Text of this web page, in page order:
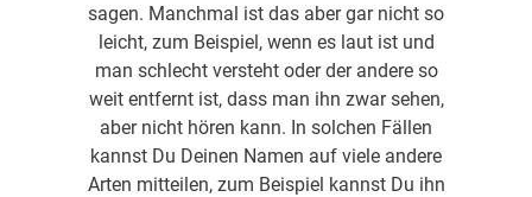
sagen. Manchmal ist das aber gar nicht so
leicht, zum Beispiel, wenn es laut ist und
man schlecht versteht oder der andere so
weit entfernt ist, dass man ihn zwar sehen,
aber nicht hören kann. In solchen Fällen
kannst Du Deinen Namen auf viele andere
Arten mitteilen, zum Beispiel kannst Du ihn